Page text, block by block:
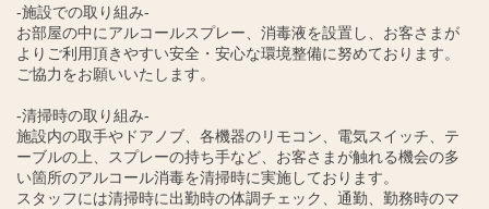
-施設での取り組み-
お部屋の中にアルコールスプレー、消毒液を設置し、お客さまが
よりご利用頂きやすい安全・安心な環境整備に努めております。
ご協力をお願いいたします。
-清掃時の取り組み-
施設内の取手やドアノブ、各機器のリモコン、電気スイッチ、テ
ーブルの上、スプレーの持ち手など、お客さまが触れる機会の多
い箇所のアルコール消毒を清掃時に実施しております。
スタッフには清掃時に出勤時の体調チェック、通勤、勤務時のマ